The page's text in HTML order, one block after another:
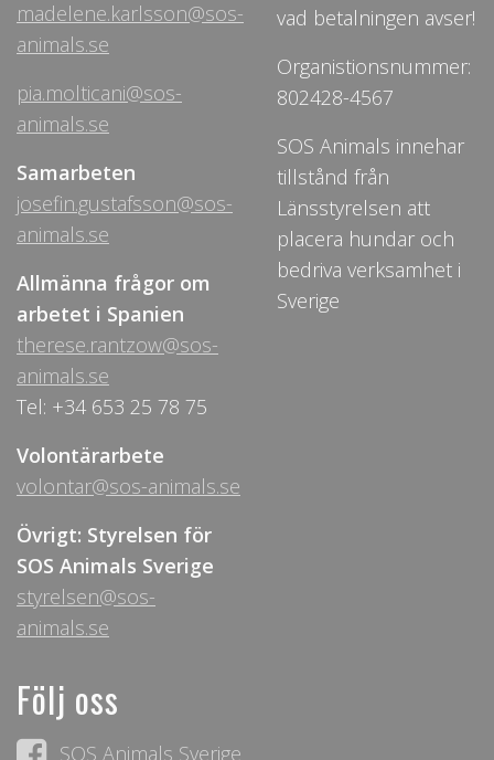
madelene.karlsson@sos-
animals.se
pia.molticani@sos-
animals.se
Samarbeten
josefin.gustafsson@sos-
animals.se
Allmänna frågor om
arbetet i Spanien
therese.rantzow@sos-
animals.se
Tel: +34 653 25 78 75
Volontärarbete
volontar@sos-animals.se
Övrigt: Styrelsen för
SOS Animals Sverige
styrelsen@sos-
animals.se
vad betalningen avser!
Organistionsnummer:
802428-4567
SOS Animals innehar
tillstånd från
Länsstyrelsen att
placera hundar och
bedriva verksamhet i
Sverige
Följ oss
SOS Animals Sverige